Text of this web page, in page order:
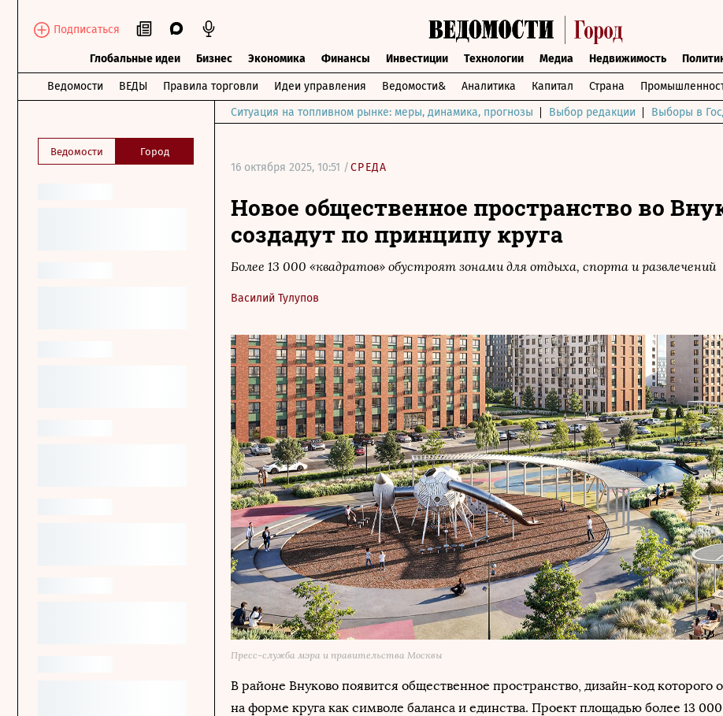
Подписаться
Глобальные идеи Бизнес Экономика Финансы Инвестиции Технологии Медиа Недвижимость
Ведомости ВЕДЫ Правила торговли Идеи управления Ведомости& Аналитика Капитал Страна
Ведомости Город
Ситуация на топливном рынке: меры, динамика, прогнозы Выбор редакции Выборы в
16 октября 2025, 10:51 /СРЕДА
Новое общественное пространство во
создадут по принципу круга
Более 13 000 «квадратов» обустроят зонами для отдыха, спорта и развлечений
Василий Тулупов
Пресс-служба мэра и правительства Москвы
В районе Внуково появится общественное пространство, дизайн-код которого
на форме круга как символе баланса и единства. Проект площадью более 13